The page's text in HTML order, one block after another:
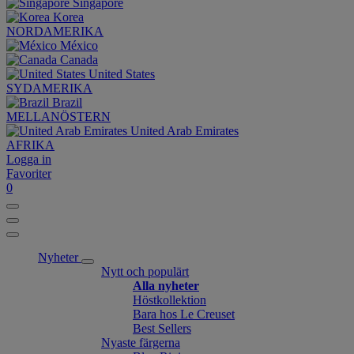
Singapore
Korea
NORDAMERIKA
México
Canada
United States
SYDAMERIKA
Brazil
MELLANÖSTERN
United Arab Emirates
AFRIKA
Logga in
Favoriter
0
Nyheter
Nytt och populärt
Alla nyheter
Höstkollektion
Bara hos Le Creuset
Best Sellers
Nyaste färgerna